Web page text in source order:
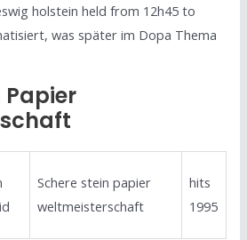
holstein held from 12h45 to
was später im Dopa Thema
Papier
Schere stein papier
weltmeisterschaft
hits
1995